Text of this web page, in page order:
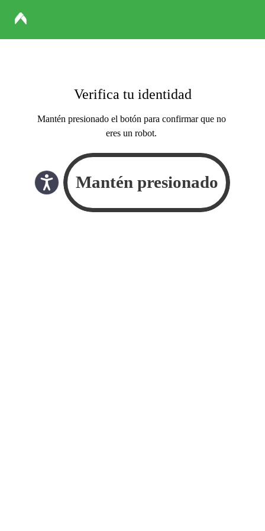
Verifica tu identidad
Mantén presionado el botón para confirmar que no
eres un robot.